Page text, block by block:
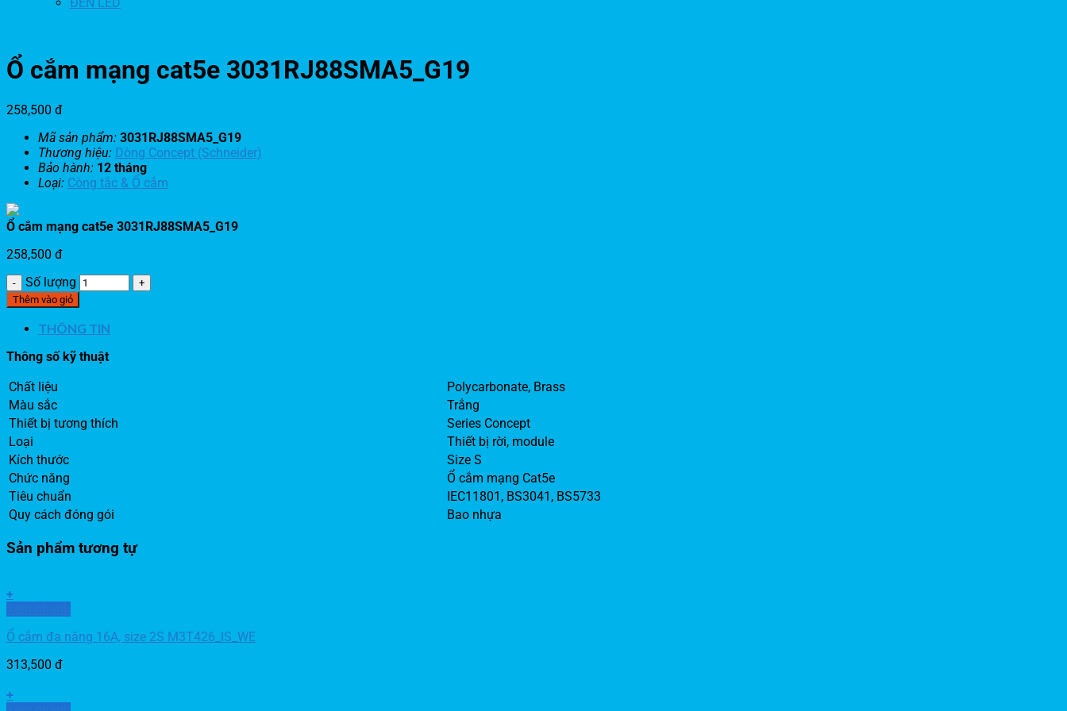
Ổ cắm mạng cat5e 3031RJ88SMA5_G19
258,500 đ
Mã sản phẩm: 3031RJ88SMA5_G19
Thương hiệu: Dòng Concept (Schneider)
Bảo hành: 12 tháng
Loại: Công tắc & Ổ cắm
Ổ cắm mạng cat5e 3031RJ88SMA5_G19
258,500 đ
Số lượng
Thêm vào giỏ
THÔNG TIN
Thông số kỹ thuật
Chất liệu
Polycarbonate, Brass
Màu sắc
Trắng
Thiết bị tương thích
Series Concept
Loại
Thiết bị rời, module
Kích thước
Size S
Chức năng
Ổ cắm mạng Cat5e
Tiêu chuẩn
IEC11801, BS3041, BS5733
Quy cách đóng gói
Bao nhựa
Sản phẩm tương tự
+
Ổ cắm đa năng 16A, size 2S M3T426_IS_WE
313,500 đ
+